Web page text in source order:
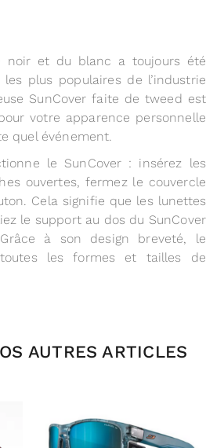
noir et du blanc a toujours été
les plus populaires de l’industrie
SunCover faite de tweed est
votre apparence personnelle
quel événement.
le SunCover : insérez les
ouvertes, fermez le couvercle
Cela signifie que les lunettes
le support au dos du SunCover
à son design breveté, le
les formes et tailles de
AUTRES ARTICLES